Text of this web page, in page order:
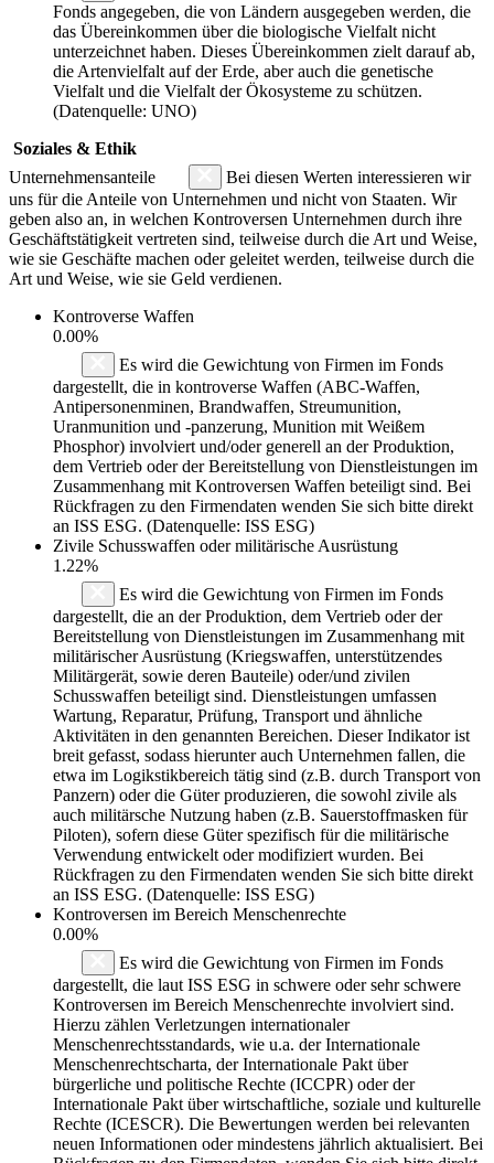
Fonds angegeben, die von Ländern ausgegeben werden, die
das Übereinkommen über die biologische Vielfalt nicht
unterzeichnet haben. Dieses Übereinkommen zielt darauf ab,
die Artenvielfalt auf der Erde, aber auch die genetische
Vielfalt und die Vielfalt der Ökosysteme zu schützen.
(Datenquelle: UNO)
Soziales & Ethik
Unternehmensanteile
Bei diesen Werten interessieren wir
uns für die Anteile von Unternehmen und nicht von Staaten. Wir
geben also an, in welchen Kontroversen Unternehmen durch ihre
Geschäftstätigkeit vertreten sind, teilweise durch die Art und Weise,
wie sie Geschäfte machen oder geleitet werden, teilweise durch die
Art und Weise, wie sie Geld verdienen.
Kontroverse Waffen
0.00%
Es wird die Gewichtung von Firmen im Fonds
dargestellt, die in kontroverse Waffen (ABC-Waffen,
Antipersonenminen, Brandwaffen, Streumunition,
Uranmunition und -panzerung, Munition mit Weißem
Phosphor) involviert und/oder generell an der Produktion,
dem Vertrieb oder der Bereitstellung von Dienstleistungen im
Zusammenhang mit Kontroversen Waffen beteiligt sind. Bei
Rückfragen zu den Firmendaten wenden Sie sich bitte direkt
an ISS ESG. (Datenquelle: ISS ESG)
Zivile Schusswaffen oder militärische Ausrüstung
1.22%
Es wird die Gewichtung von Firmen im Fonds
dargestellt, die an der Produktion, dem Vertrieb oder der
Bereitstellung von Dienstleistungen im Zusammenhang mit
militärischer Ausrüstung (Kriegswaffen, unterstützendes
Militärgerät, sowie deren Bauteile) oder/und zivilen
Schusswaffen beteiligt sind. Dienstleistungen umfassen
Wartung, Reparatur, Prüfung, Transport und ähnliche
Aktivitäten in den genannten Bereichen. Dieser Indikator ist
breit gefasst, sodass hierunter auch Unternehmen fallen, die
etwa im Logikstikbereich tätig sind (z.B. durch Transport von
Panzern) oder die Güter produzieren, die sowohl zivile als
auch militärsche Nutzung haben (z.B. Sauerstoffmasken für
Piloten), sofern diese Güter spezifisch für die militärische
Verwendung entwickelt oder modifiziert wurden. Bei
Rückfragen zu den Firmendaten wenden Sie sich bitte direkt
an ISS ESG. (Datenquelle: ISS ESG)
Kontroversen im Bereich Menschenrechte
0.00%
Es wird die Gewichtung von Firmen im Fonds
dargestellt, die laut ISS ESG in schwere oder sehr schwere
Kontroversen im Bereich Menschenrechte involviert sind.
Hierzu zählen Verletzungen internationaler
Menschenrechtsstandards, wie u.a. der Internationale
Menschenrechtscharta, der Internationale Pakt über
bürgerliche und politische Rechte (ICCPR) oder der
Internationale Pakt über wirtschaftliche, soziale und kulturelle
Rechte (ICESCR). Die Bewertungen werden bei relevanten
neuen Informationen oder mindestens jährlich aktualisiert. Bei